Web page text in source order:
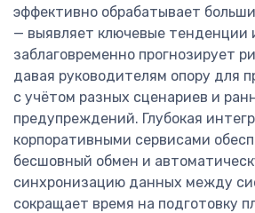
эффективно обрабатывает
— выявляет ключевые тенденции
заблаговременно прогнозирует
давая руководителям опору для
с учётом разных сценариев и
предупреждений. Глубокая
корпоративными сервисами
бесшовный обмен и
синхронизацию данных между
сокращает время на подготовку